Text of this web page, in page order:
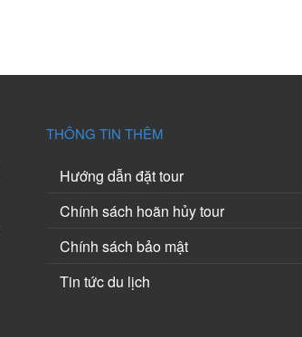
THÔNG TIN THÊM
Hướng dẫn đặt tour
Chính sách hoãn hủy tour
Chính sách bảo mật
Tin tức du lịch